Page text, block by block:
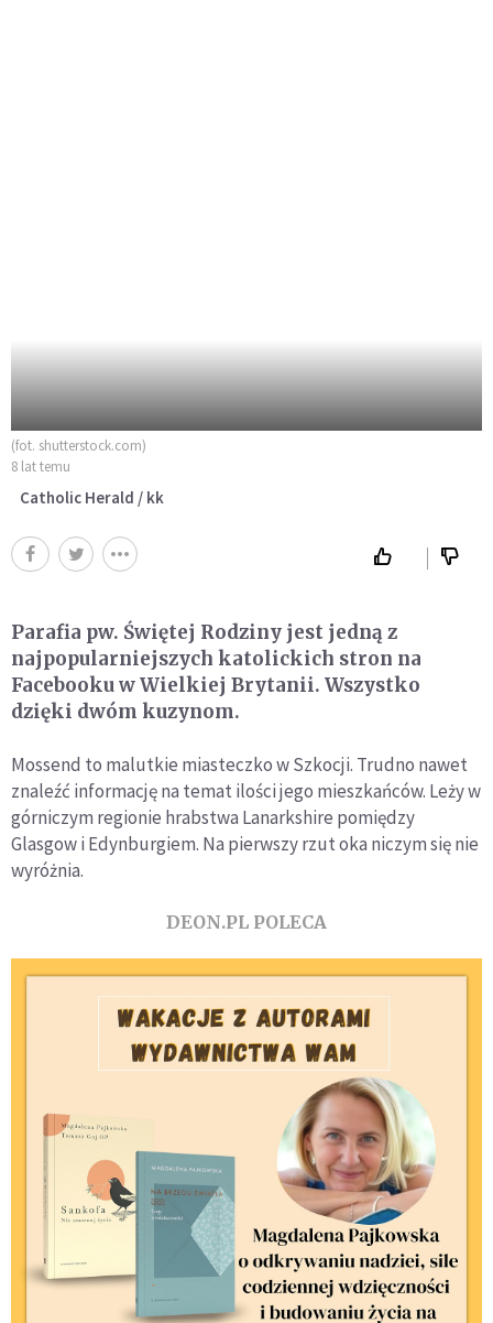
(fot. shutterstock.com)
8 lat temu
Catholic Herald / kk
Parafia pw. Świętej Rodziny jest jedną z
najpopularniejszych katolickich stron na
Facebooku w Wielkiej Brytanii. Wszystko
dzięki dwóm kuzynom.
Mossend to malutkie miasteczko w Szkocji. Trudno nawet
znaleźć informację na temat ilości jego mieszkańców. Leży w
górniczym regionie hrabstwa Lanarkshire pomiędzy
Glasgow i Edynburgiem. Na pierwszy rzut oka niczym się nie
wyróżnia.
DEON.PL POLECA